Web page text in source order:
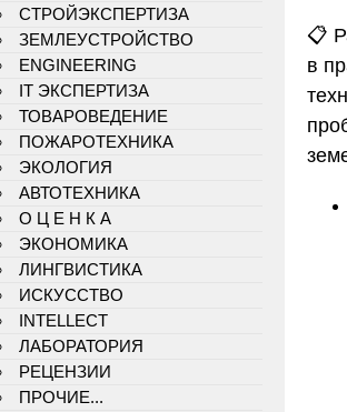
📋
в
СТРОЙЭКСПЕРТИЗА
ЗЕМЛЕУСТРОЙСТВО
ENGINEERING
IT ЭКСПЕРТИЗА
ТОВАРОВЕДЕНИЕ
ПОЖАРОТЕХНИКА
ЭКОЛОГИЯ
АВТОТЕХНИКА
О Ц Е Н К А
ЭКОНОМИКА
ЛИНГВИСТИКА
ИСКУССТВО
INTELLECT
ЛАБОРАТОРИЯ
РЕЦЕНЗИИ
ПРОЧИЕ...